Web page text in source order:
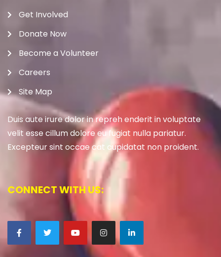
Get Involved
Donate Now
Become a Volunteer
Careers
Site Map
Duis aute irure dolor in repreh enderit in voluptate
velit esse cillum dolore eu fugiat nulla pariatur.
Excepteur sint occae cat cupidatat non proident.
CONNECT WITH US: